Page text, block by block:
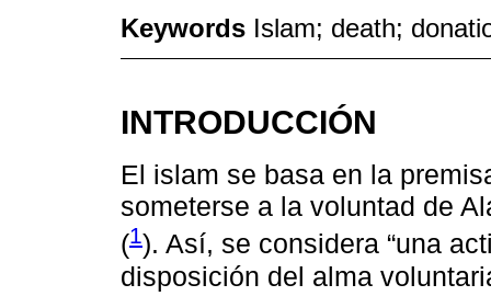
Keywords Islam; death;
INTRODUCCIÓN
El islam se basa en la
someterse a la voluntad de
(1). Así, se considera “una
disposición del alma